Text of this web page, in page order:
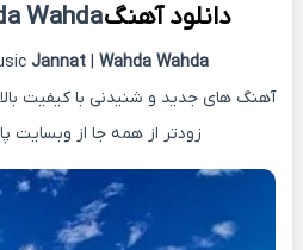
دانلود آهنگWahda Wahda از
Jannat | Wahda Wahda
آهنگ های جدید و شنیدنی با کیفیت
زودتر از همه جا از وبسایت